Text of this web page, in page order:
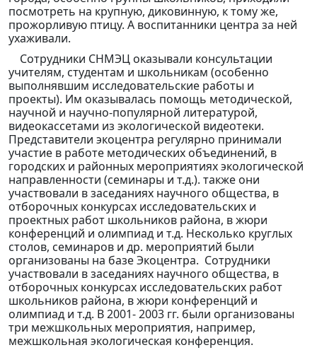
посмотреть на крупную, диковинную, к тому же,
прожорливую птицу. А воспитанники центра за ней
ухаживали.
Сотрудники СНМЭЦ оказывали консультации
учителям, студентам и школьникам (особенно
выполнявшим исследовательские работы и
проекты). Им оказывалась помощь методической,
научной и научно-популярной литературой,
видеокассетами из экологической видеотеки.
Представители экоцентра регулярно принимали
участие в работе методических объединений, в
городских и районных мероприятиях экологической
направленности (семинары и т.д.). также они
участвовали в заседаниях научного общества, в
отборочных конкурсах исследовательских и
проектных работ школьников района, в жюри
конференций и олимпиад и т.д. Несколько круглых
столов, семинаров и др. мероприятий были
организованы на базе Экоцентра. Сотрудники
участвовали в заседаниях научного общества, в
отборочных конкурсах исследовательских работ
школьников района, в жюри конференций и
олимпиад и т.д. В 2001- 2003 гг. были организованы
три межшкольных мероприятия, например,
межшкольная экологическая конференция.